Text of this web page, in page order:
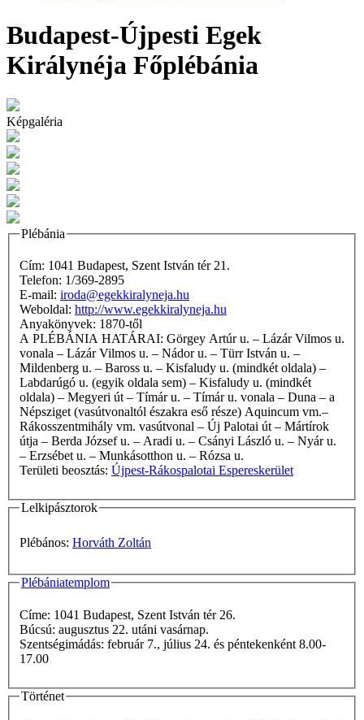
Budapest-Újpesti Egek
Királynéja Főplébánia
Képgaléria
Plébánia
Cím: 1041 Budapest, Szent István tér 21.
Telefon: 1/369-2895
E-mail: iroda@egekkiralyneja.hu
Weboldal: http://www.egekkiralyneja.hu
Anyakönyvek: 1870-től
A PLÉBÁNIA HATÁRAI: Görgey Artúr u. – Lázár Vilmos u.
vonala – Lázár Vilmos u. – Nádor u. – Türr István u. –
Mildenberg u. – Baross u. – Kisfaludy u. (mindkét oldala) –
Labdarúgó u. (egyik oldala sem) – Kisfaludy u. (mindkét
oldala) – Megyeri út – Tímár u. – Tímár u. vonala – Duna – a
Népsziget (vasútvonaltól északra eső része) Aquincum vm.–
Rákosszentmihály vm. vasútvonal – Új Palotai út – Mártírok
útja – Berda József u. – Aradi u. – Csányi László u. – Nyár u.
– Erzsébet u. – Munkásotthon u. – Rózsa u.
Területi beosztás: Újpest-Rákospalotai Espereskerület
Lelkipásztorok
Plébános: Horváth Zoltán
Plébániatemplom
Címe: 1041 Budapest, Szent István tér 26.
Búcsú: augusztus 22. utáni vasárnap.
Szentségimádás: február 7., július 24. és péntekenként 8.00-
17.00
Történet